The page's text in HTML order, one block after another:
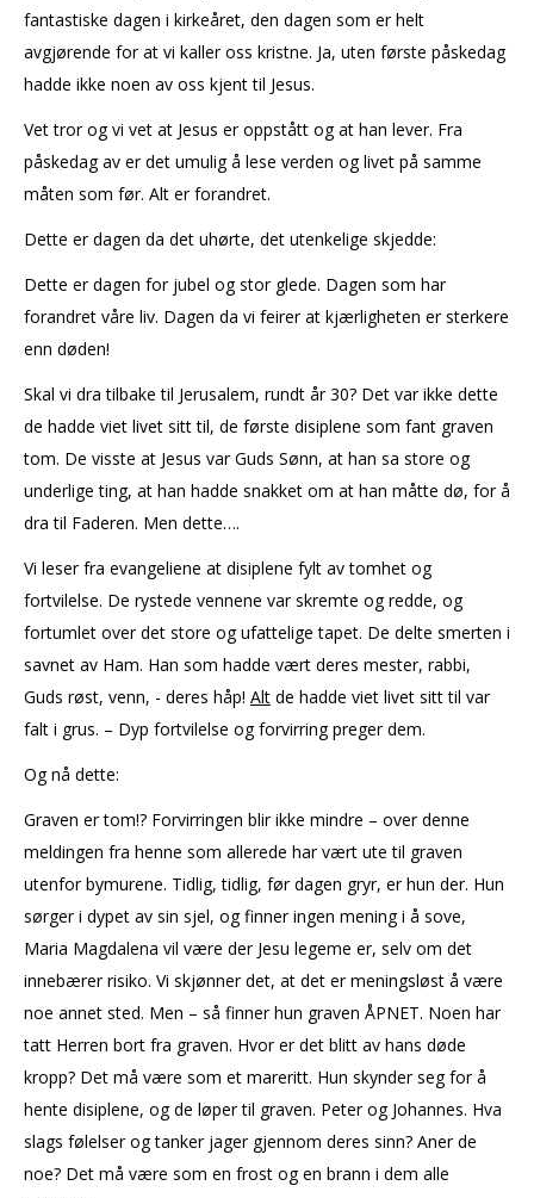
fantastiske dagen i kirkeåret, den dagen som er helt
avgjørende for at vi kaller oss kristne. Ja, uten første påskedag
hadde ikke noen av oss kjent til Jesus.
Vet tror og vi vet at Jesus er oppstått og at han lever. Fra
påskedag av er det umulig å lese verden og livet på samme
måten som før. Alt er forandret.
Dette er dagen da det uhørte, det utenkelige skjedde:
Dette er dagen for jubel og stor glede. Dagen som har
forandret våre liv. Dagen da vi feirer at kjærligheten er sterkere
enn døden!
Skal vi dra tilbake til Jerusalem, rundt år 30? Det var ikke dette
de hadde viet livet sitt til, de første disiplene som fant graven
tom. De visste at Jesus var Guds Sønn, at han sa store og
underlige ting, at han hadde snakket om at han måtte dø, for å
dra til Faderen. Men dette….
Vi leser fra evangeliene at disiplene fylt av tomhet og
fortvilelse. De rystede vennene var skremte og redde, og
fortumlet over det store og ufattelige tapet. De delte smerten i
savnet av Ham. Han som hadde vært deres mester, rabbi,
Guds røst, venn, - deres håp! Alt de hadde viet livet sitt til var
falt i grus. – Dyp fortvilelse og forvirring preger dem.
Og nå dette:
Graven er tom!? Forvirringen blir ikke mindre – over denne
meldingen fra henne som allerede har vært ute til graven
utenfor bymurene. Tidlig, tidlig, før dagen gryr, er hun der. Hun
sørger i dypet av sin sjel, og finner ingen mening i å sove,
Maria Magdalena vil være der Jesu legeme er, selv om det
innebærer risiko. Vi skjønner det, at det er meningsløst å være
noe annet sted. Men – så finner hun graven ÅPNET. Noen har
tatt Herren bort fra graven. Hvor er det blitt av hans døde
kropp? Det må være som et mareritt. Hun skynder seg for å
hente disiplene, og de løper til graven. Peter og Johannes. Hva
slags følelser og tanker jager gjennom deres sinn? Aner de
noe? Det må være som en frost og en brann i dem alle